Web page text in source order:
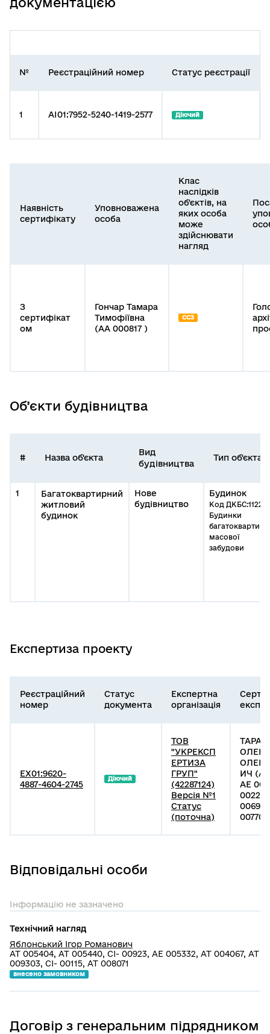
№ Реєстраційний номер Статус реєстрації
1 AI01:7952-5240-1419-2577 Діючий
Наявність
сертифікату
Уповноважена
особа
Клас
наслідків
об'єктів, на
яких особа
може
здійснювати
нагляд
З
сертифікат
ом
Гончар Тамара
Тимофіївна
(АА 000817 )
СС3
Об’єкти будівництва
# Назва об'єкта
Вид
будівництва
Тип об'єкта
1
Багатоквартирний
житловий
будинок
Нове
будівництво
Будинок
Код ДКБС:1122.1
Будинки
масової
забудови
Експертиза проекту
Реєстраційний
номер
Статус
документа
Експертна
організація
EX01:9620-
4887-4604-2745
Діючий
ТОВ
"УКРЕКСП
ЕРТИЗА
ГРУП"
(42287124)
Версія №1
Статус
(поточна)
ИЧ (АЕ
АЕ
007701
Відповідальні особи
Інформацію не зазначено
Технічний нагляд
Яблонський Ігор Романович
АТ 005404, АТ 005440, СІ- 00923, АЕ 005332, АТ 004067, АТ
009303, СІ- 00115, АТ 008071
внесено замовником
Договір з генеральним підрядником